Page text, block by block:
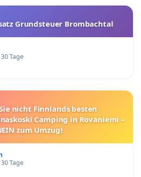
Grundsteuer Brombachtal
Tage
nicht Finnlands besten
Camping in Rovaniemi –
zum Umzug!
Tage